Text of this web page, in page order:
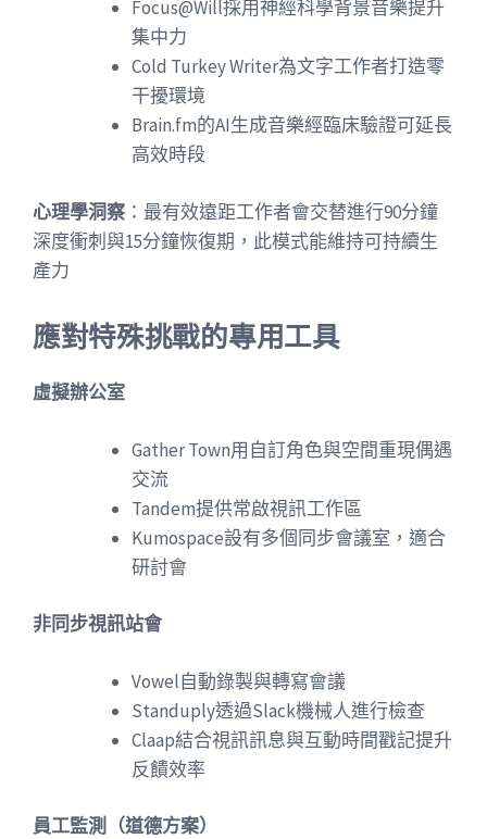
Focus@Will採用神經科學背景音樂提升
集中力
Cold Turkey Writer為文字工作者打造零
干擾環境
Brain.fm的AI生成音樂經臨床驗證可延長
高效時段
心理學洞察 ：最有效遠距工作者會交替進行90分鐘
深度衝刺與15分鐘恢復期，此模式能維持可持續生
產力
應對特殊挑戰的專用工具
虛擬辦公室
Gather Town用自訂角色與空間重現偶遇
交流
Tandem提供常啟視訊工作區
Kumospace設有多個同步會議室，適合
研討會
非同步視訊站會
Vowel自動錄製與轉寫會議
Standuply透過Slack機械人進行檢查
Claap結合視訊訊息與互動時間戳記提升
反饋效率
員工監測（道德方案）